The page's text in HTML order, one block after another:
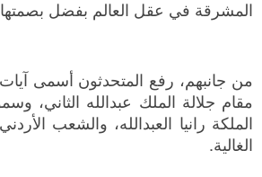
المشرقة في عقل العالم بفضل بصمتها
من جانبهم، رفع المتحدثون أسمى آيات
مقام جلالة الملك عبدالله الثاني،
الملكة رانيا العبدالله، والشعب
الغالية.